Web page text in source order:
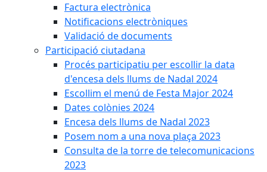
Factura electrònica
Notificacions electròniques
Validació de documents
Participació ciutadana
Procés participatiu per escollir la data
d'encesa dels llums de Nadal 2024
Escollim el menú de Festa Major 2024
Dates colònies 2024
Encesa dels llums de Nadal 2023
Posem nom a una nova plaça 2023
Consulta de la torre de telecomunicacions
2023